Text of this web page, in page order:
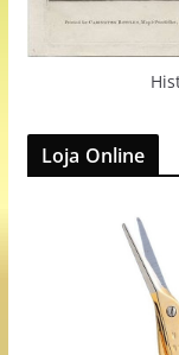
Loja Online